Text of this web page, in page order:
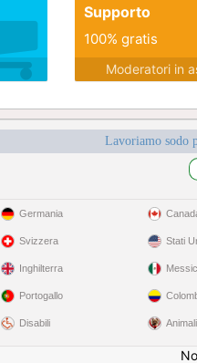
Supporto
100% gratis
Moderatori in
Lavoriamo sodo
Germania
Svizzera
Inghilterra
Portogallo
Disabili
Stati